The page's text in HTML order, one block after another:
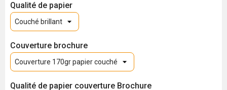
Qualité de papier
Couverture brochure
Qualité de papier couverture Brochure